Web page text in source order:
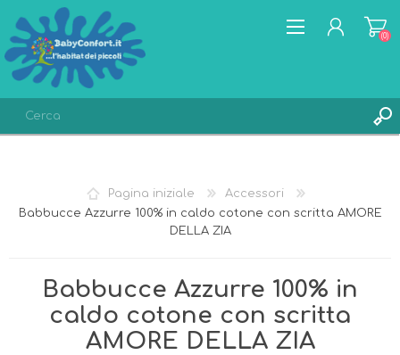
LISTA DEI DESIDERI
(0)
Pagina iniziale
Accessori
Babbucce Azzurre 100% in caldo cotone con scritta AMORE
DELLA ZIA
Babbucce Azzurre 100% in
caldo cotone con scritta
AMORE DELLA ZIA